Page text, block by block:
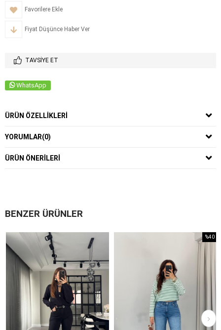
Favorilere Ekle
Fiyat Düşünce Haber Ver
TAVSIYE ET
WhatsApp
ÜRÜN ÖZELLIKLERI
YORUMLAR(0)
ÜRÜN ÖNERILERI
BENZER ÜRÜNLER
%40
İndirim
%40İndirim